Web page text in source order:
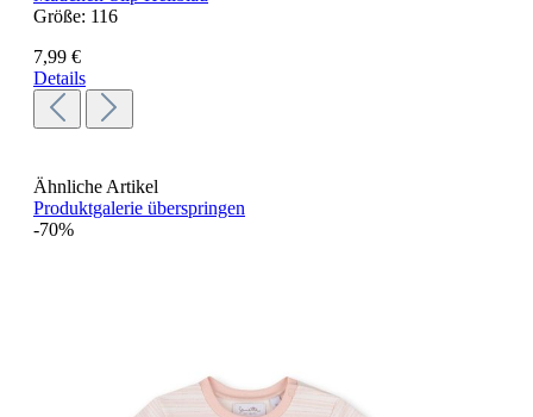
Größe: 116
7,99 €
Details
Ähnliche Artikel
Produktgalerie überspringen
-70%